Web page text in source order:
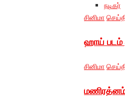
நடிகர்
சினிமா
ஹாய் படம்
சினிமா